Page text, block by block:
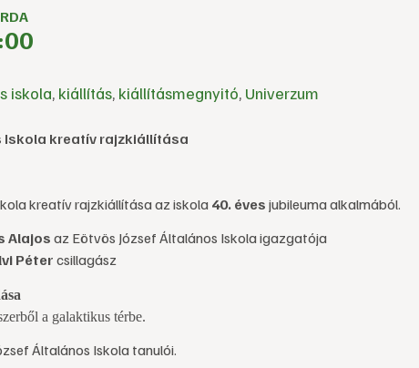
iskola, kiállítás, kiállításmegnyitó, Univerzum
Iskola kreatív rajzkiállítása
kreatív rajzkiállításaaz iskola 40. éves jubileuma alkalmából.
Alajosaz Eötvös József Általános Iskola igazgatója
Péter csillagász
a galaktikus térbe.
Általános Iskola tanulói.